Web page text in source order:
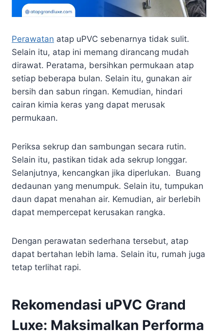
Perawatan atap uPVC sebenarnya tidak sulit.
Selain itu, atap ini memang dirancang mudah
dirawat. Peratama, bersihkan permukaan atap
setiap beberapa bulan. Selain itu, gunakan air
bersih dan sabun ringan. Kemudian, hindari
cairan kimia keras yang dapat merusak
permukaan.
Periksa sekrup dan sambungan secara rutin.
Selain itu, pastikan tidak ada sekrup longgar.
Selanjutnya, kencangkan jika diperlukan. Buang
dedaunan yang menumpuk. Selain itu, tumpukan
daun dapat menahan air. Kemudian, air berlebih
dapat mempercepat kerusakan rangka.
Dengan perawatan sederhana tersebut, atap
dapat bertahan lebih lama. Selain itu, rumah juga
tetap terlihat rapi.
Rekomendasi uPVC Grand
Luxe: Maksimalkan Performa